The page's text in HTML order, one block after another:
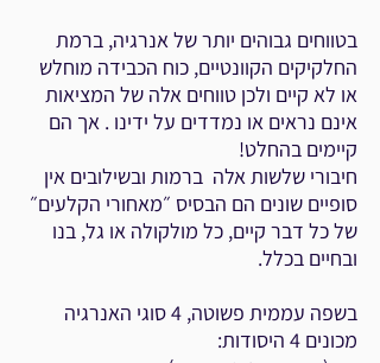
בטווחים גבוהים יותר של אנרגיה, ברמת
החלקיקים הקוונטיים, כוח הכבידה מוחלש
או לא קיים ולכן טווחים אלה של המציאות
אינם נראים או נמדדים על ידינו . אך הם
קיימים בהחלט!
חיבורי שלשות אלה ברמות ובשילובים אין
סופיים שונים הם הבסיס ״מאחורי הקלעים״
של כל דבר קיים, כל מולקולה או גל, בנו
ובחיים בכלל.
בשפה עממית פשוטה, 4 סוגי האנרגיה
מכונים 4 היסודות: